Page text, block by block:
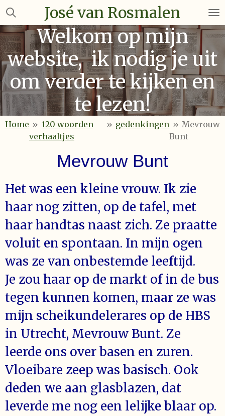
Ga
naar
de
hoofdinhoud
José van Rosmalen
Welkom op mijn
website, ik nodig je uit
om verder te kijken en
te lezen!
Home » 120 woorden
verhaaltjes
» gedenkingen » Mevrouw
Bunt
Mevrouw Bunt
Het was een kleine vrouw. Ik zie
haar nog zitten, op de tafel, met
haar handtas naast zich. Ze praatte
voluit en spontaan. In mijn ogen
was ze van onbestemde leeftijd.
Je zou haar op de markt of in de bus
tegen kunnen komen, maar ze was
mijn scheikundelerares op de HBS
in Utrecht, Mevrouw Bunt. Ze
leerde ons over basen en zuren.
Vloeibare zeep was basisch. Ook
deden we aan glasblazen, dat
leverde me nog een lelijke blaar op.